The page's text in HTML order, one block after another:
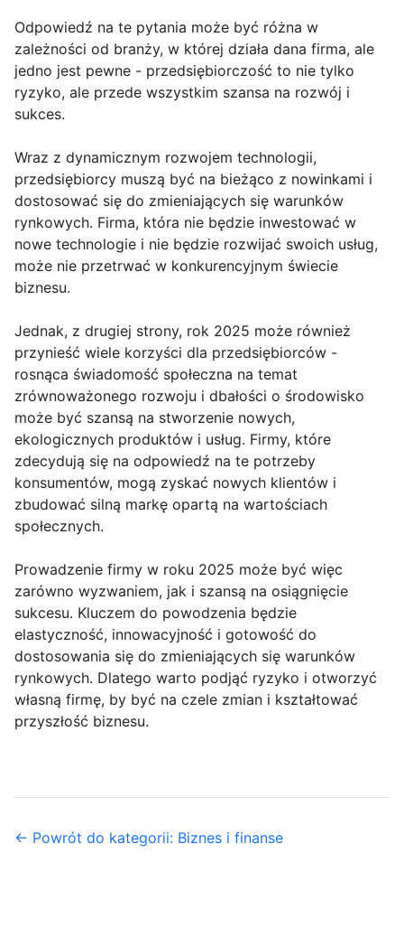
Odpowiedź na te pytania może być różna w
zależności od branży, w której działa dana firma, ale
jedno jest pewne - przedsiębiorczość to nie tylko
ryzyko, ale przede wszystkim szansa na rozwój i
sukces.
Wraz z dynamicznym rozwojem technologii,
przedsiębiorcy muszą być na bieżąco z nowinkami i
dostosować się do zmieniających się warunków
rynkowych. Firma, która nie będzie inwestować w
nowe technologie i nie będzie rozwijać swoich usług,
może nie przetrwać w konkurencyjnym świecie
biznesu.
Jednak, z drugiej strony, rok 2025 może również
przynieść wiele korzyści dla przedsiębiorców -
rosnąca świadomość społeczna na temat
zrównoważonego rozwoju i dbałości o środowisko
może być szansą na stworzenie nowych,
ekologicznych produktów i usług. Firmy, które
zdecydują się na odpowiedź na te potrzeby
konsumentów, mogą zyskać nowych klientów i
zbudować silną markę opartą na wartościach
społecznych.
Prowadzenie firmy w roku 2025 może być więc
zarówno wyzwaniem, jak i szansą na osiągnięcie
sukcesu. Kluczem do powodzenia będzie
elastyczność, innowacyjność i gotowość do
dostosowania się do zmieniających się warunków
rynkowych. Dlatego warto podjąć ryzyko i otworzyć
własną firmę, by być na czele zmian i kształtować
przyszłość biznesu.
← Powrót do kategorii: Biznes i finanse